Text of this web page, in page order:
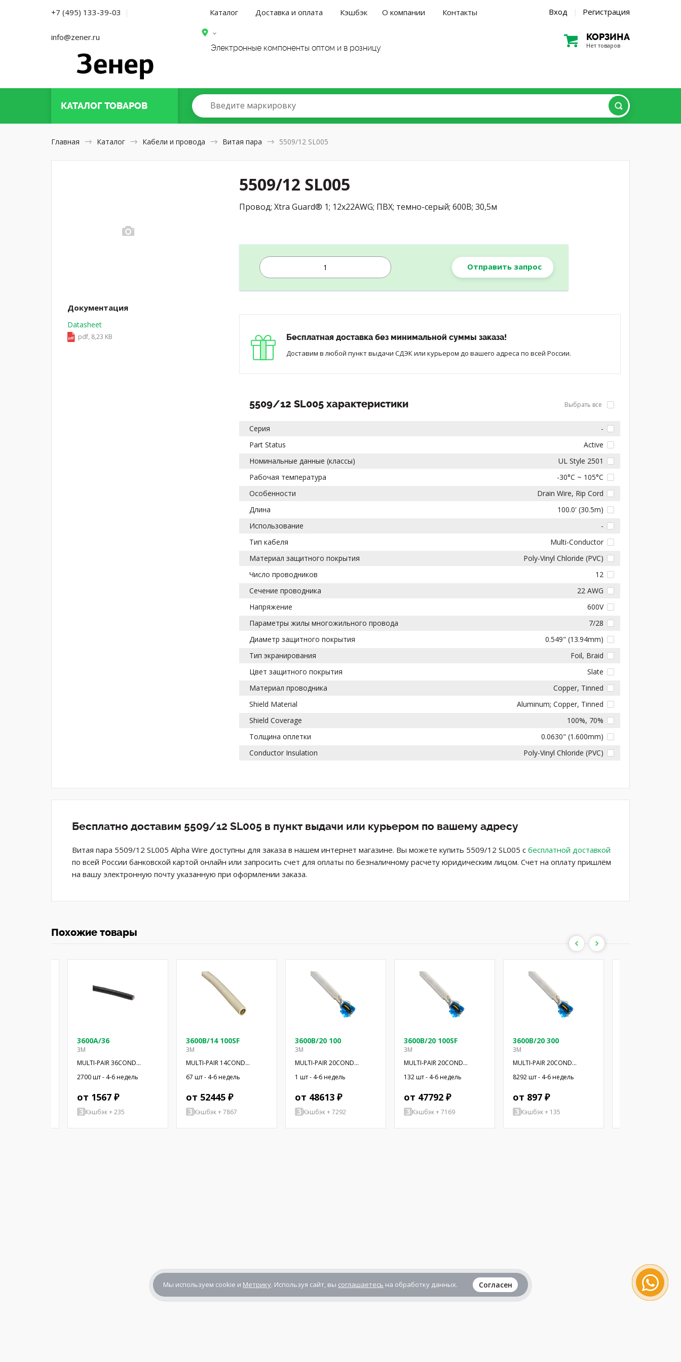
+7 (495) 133-39-03 |
info@zener.ru
Каталог Доставка и оплата Кэшбэк О компании Контакты Вход | Регистрация
Электронные компоненты оптом и в розницу
КОРЗИНА
Нет товаров
КАТАЛОГТОВАРОВ Введите маркировку
Главная Каталог Кабели и провода Витая пара 5509/12 SL005
5509/12 SL005
Провод; Xtra Guard® 1; 12x22AWG; ПВХ; темно-серый; 600В; 30,5м
Отправить запрос
Бесплатная доставка без минимальной суммы заказа!
Доставим в любой пункт выдачи СДЭК или курьером до вашего адреса по всей России.
5509/12 SL005 характеристики Выбрать все
Серия
-
Part Status
Active
Номинальные данные (классы)
UL Style 2501
Рабочая температура
-30°C ~ 105°C
Особенности
Drain Wire, Rip Cord
Длина
100.0' (30.5m)
Использование
-
Тип кабеля
Multi-Conductor
Материал защитного покрытия
Poly-Vinyl Chloride (PVC)
Число проводников
12
Сечение проводника
22 AWG
Напряжение
600V
Параметры жилы многожильного провода
7/28
Диаметр защитного покрытия
0.549" (13.94mm)
Тип экранирования
Foil, Braid
Цвет защитного покрытия
Slate
Материал проводника
Copper, Tinned
Shield Material
Aluminum; Copper, Tinned
Shield Coverage
100%, 70%
Толщина оплетки
0.0630" (1.600mm)
Conductor Insulation
Poly-Vinyl Chloride (PVC)
Документация
Datasheet
pdf, 8,23 KB
Бесплатно доставим 5509/12 SL005 в пункт выдачи или курьером по вашему адресу
Витая пара 5509/12 SL005 Alpha Wire доступны для заказа в нашем интернет магазине. Вы можете купить 5509/12 SL005 с бесплатной доставкой
по всей России банковской картой онлайн или запросить счет для оплаты по безналичному расчету юридическим лицом. Счет на оплату пришлём
на вашу электронную почту указанную при оформлении заказа.
Похожие товары
3600A/36
3M
MULTI-PAIR 36COND
28AWG BLK 100'
2700 шт - 4-6 недель
от 1567 ₽
Кэшбэк + 235
3600B/14 100SF
3M
MULTI-PAIR 14COND
28AWG 100'
67 шт - 4-6 недель
от 52445 ₽
Кэшбэк + 7867
3600B/20 100
3M
MULTI-PAIR 20COND
28AWG 100'
1 шт - 4-6 недель
от 48613 ₽
Кэшбэк + 7292
3600B/20 100SF
3M
MULTI-PAIR 20COND
28AWG 100'
132 шт - 4-6 недель
от 47792 ₽
Кэшбэк + 7169
3600B/20 300
3M
MULTI-PAIR 20COND
28AWG 300'
8292 шт - 4-6 недель
от 897 ₽
Кэшбэк + 135
Мы используем cookie и Метрику. Используя сайт, вы соглашаетесь на обработку данных. Согласен